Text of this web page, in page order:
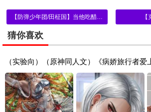
【防弹少年团/田柾国】当他吃醋后惹你生气
猜你喜欢
（实验向）（原神同人文）《病娇旅行者爱